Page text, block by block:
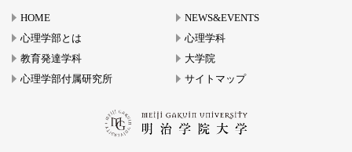
HOME
NEWS&EVENTS
心理学部とは
心理学科
教育発達学科
大学院
心理学部付属研究所
サイトマップ